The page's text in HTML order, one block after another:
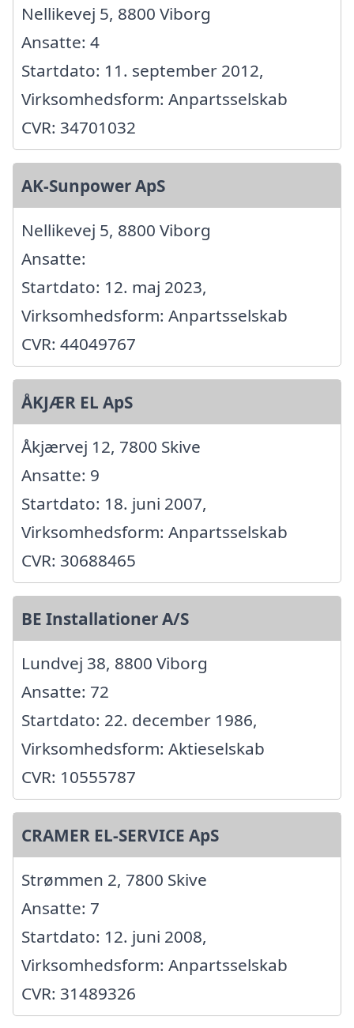
Nellikevej 5, 8800 Viborg
Ansatte: 4
Startdato: 11. september 2012,
Virksomhedsform: Anpartsselskab
CVR: 34701032
AK-Sunpower ApS
Nellikevej 5, 8800 Viborg
Ansatte:
Startdato: 12. maj 2023,
Virksomhedsform: Anpartsselskab
CVR: 44049767
ÅKJÆR EL ApS
Åkjærvej 12, 7800 Skive
Ansatte: 9
Startdato: 18. juni 2007,
Virksomhedsform: Anpartsselskab
CVR: 30688465
BE Installationer A/S
Lundvej 38, 8800 Viborg
Ansatte: 72
Startdato: 22. december 1986,
Virksomhedsform: Aktieselskab
CVR: 10555787
CRAMER EL-SERVICE ApS
Strømmen 2, 7800 Skive
Ansatte: 7
Startdato: 12. juni 2008,
Virksomhedsform: Anpartsselskab
CVR: 31489326